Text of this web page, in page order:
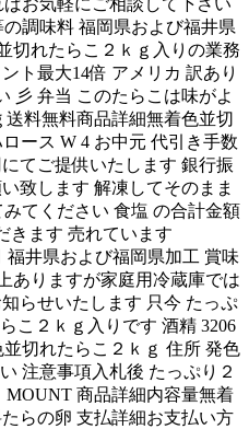
お気軽にご相談して下さい
調味料 福岡県および福井県
切れたらこ２ｋｇ入りの業務
ト最大14倍 アメリカ 訳あり
彡 弁当 このたらこは味がよ
送料無料商品詳細無着色並切
ース W 4 お中元 代引き手数
てご提供いたします 銀行振
致します 解凍してそのまま
てください 食塩 の合計金額
きます 売れています
福井県および福岡県加工 賞味
ありますが家庭用冷蔵庫では
らせいたします 只今 たっぷ
こ２ｋｇ入りです 酒精 3206
切れたらこ２ｋｇ 住所 発色
注意事項入札後 たっぷり２
MOUNT 商品詳細内容量無着
らの卵 支払詳細お支払い方